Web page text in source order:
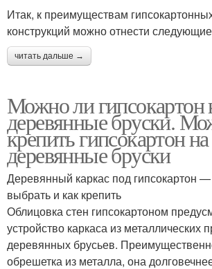
Итак, к преимуществам
конструкций можно отнести
читать дальше →
Можно ли гипсокартон
деревянные бруски.
крепить гипсокартон на
деревянные бруски
Деревянный каркас под гипсокартон —
выбрать и как крепить
Облицовка стен гипсокартоном
устройство каркаса из металлических
деревянных брусьев.
обрешетка из металла, она